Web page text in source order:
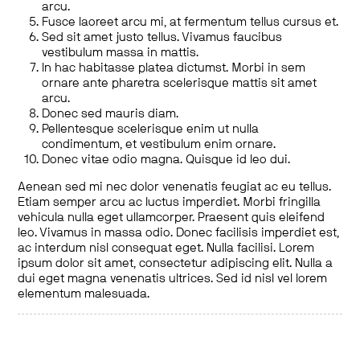
arcu.
Fusce laoreet arcu mi, at fermentum tellus cursus et.
Sed sit amet justo tellus. Vivamus faucibus
vestibulum massa in mattis.
In hac habitasse platea dictumst. Morbi in sem
ornare ante pharetra scelerisque mattis sit amet
arcu.
Donec sed mauris diam.
Pellentesque scelerisque enim ut nulla
condimentum, et vestibulum enim ornare.
Donec vitae odio magna. Quisque id leo dui.
Aenean sed mi nec dolor venenatis feugiat ac eu tellus.
Etiam semper arcu ac luctus imperdiet. Morbi fringilla
vehicula nulla eget ullamcorper. Praesent quis eleifend
leo. Vivamus in massa odio. Donec facilisis imperdiet est,
ac interdum nisl consequat eget. Nulla facilisi. Lorem
ipsum dolor sit amet, consectetur adipiscing elit. Nulla a
dui eget magna venenatis ultrices. Sed id nisl vel lorem
elementum malesuada.